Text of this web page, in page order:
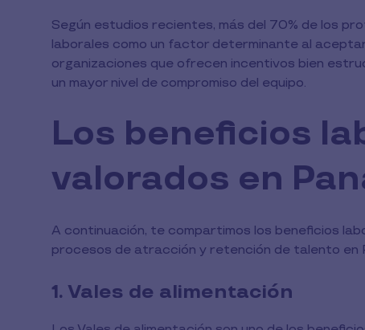
Según estudios recientes, más del 70% de los
laborales como un factor determinante al
organizaciones que ofrecen incentivos bien
un mayor nivel de compromiso del equipo.
Los beneficios
valorados en
A continuación, te compartimos los beneficios
procesos de atracción y retención de talento en
1. Vales de alimentación